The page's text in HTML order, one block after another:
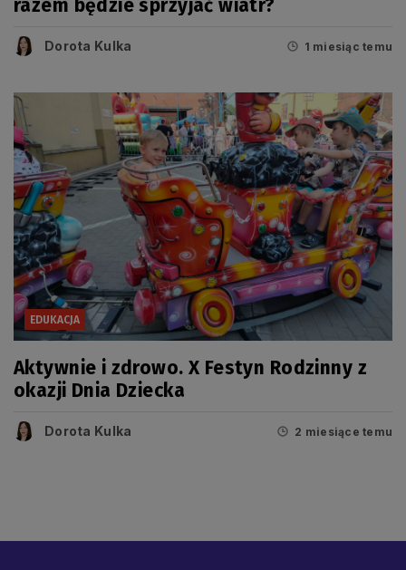
razem będzie sprzyjać wiatr?
Dorota Kulka 1 miesiąc temu
EDUKACJA
Aktywnie i zdrowo. X Festyn Rodzinny z
okazji Dnia Dziecka
Dorota Kulka 2 miesiące temu